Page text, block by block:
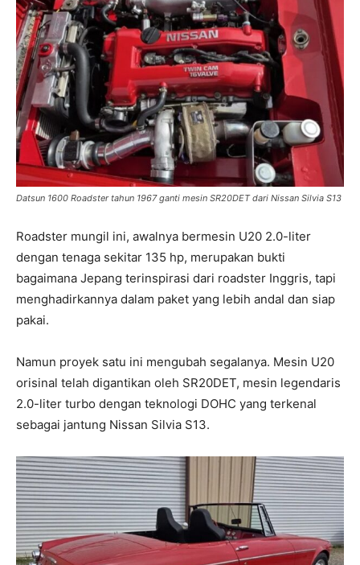
Datsun 1600 Roadster tahun 1967 ganti mesin SR20DET dari Nissan Silvia S13
Roadster mungil ini, awalnya bermesin U20 2.0-liter
dengan tenaga sekitar 135 hp, merupakan bukti
bagaimana Jepang terinspirasi dari roadster Inggris, tapi
menghadirkannya dalam paket yang lebih andal dan siap
pakai.
Namun proyek satu ini mengubah segalanya. Mesin U20
orisinal telah digantikan oleh SR20DET, mesin legendaris
2.0-liter turbo dengan teknologi DOHC yang terkenal
sebagai jantung Nissan Silvia S13.